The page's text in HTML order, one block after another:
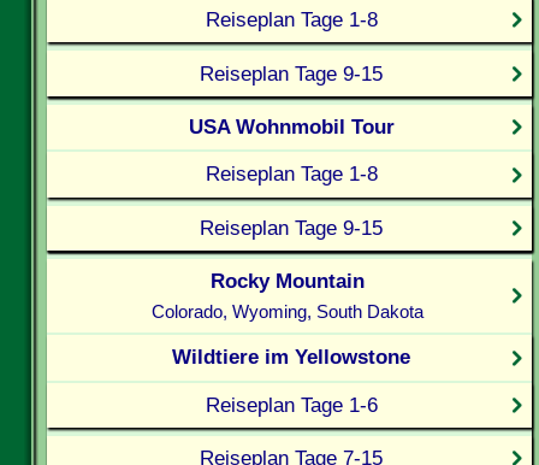
Reiseplan Tage 1-8
Reiseplan Tage 9-15
USA Wohnmobil Tour
Reiseplan Tage 1-8
Reiseplan Tage 9-15
Rocky Mountain
Colorado, Wyoming, South Dakota
Wildtiere im Yellowstone
Reiseplan Tage 1-6
Reiseplan Tage 7-15